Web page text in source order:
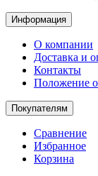
Информация
О компании
Доставка и
Контакты
Положение
Покупателям
Сравнение
Избранное
Корзина